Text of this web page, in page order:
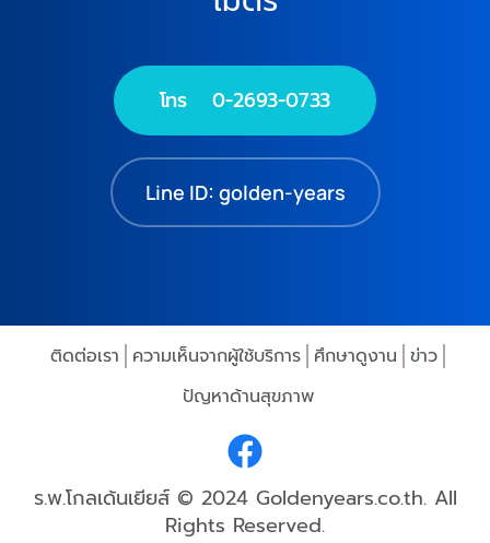
โทร 0-2693-0733
Line ID: golden-years
ติดต่อเรา ความเห็นจากผู้ใช้บริการ ศึกษาดูงาน ข่าว
ปัญหาด้านสุขภาพ
ร.พ.โกลเด้นเยียส์ © 2024 Goldenyears.co.th. All
Rights Reserved.